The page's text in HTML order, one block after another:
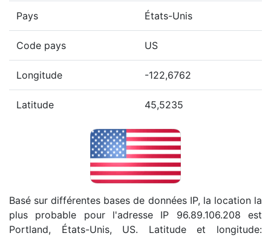
Pays États-Unis
Code pays US
Longitude -122,6762
Latitude 45,5235
Basé sur différentes bases de données IP, la location la
plus probable pour l'adresse IP 96.89.106.208 est
Portland, États-Unis, US. Latitude et longitude: